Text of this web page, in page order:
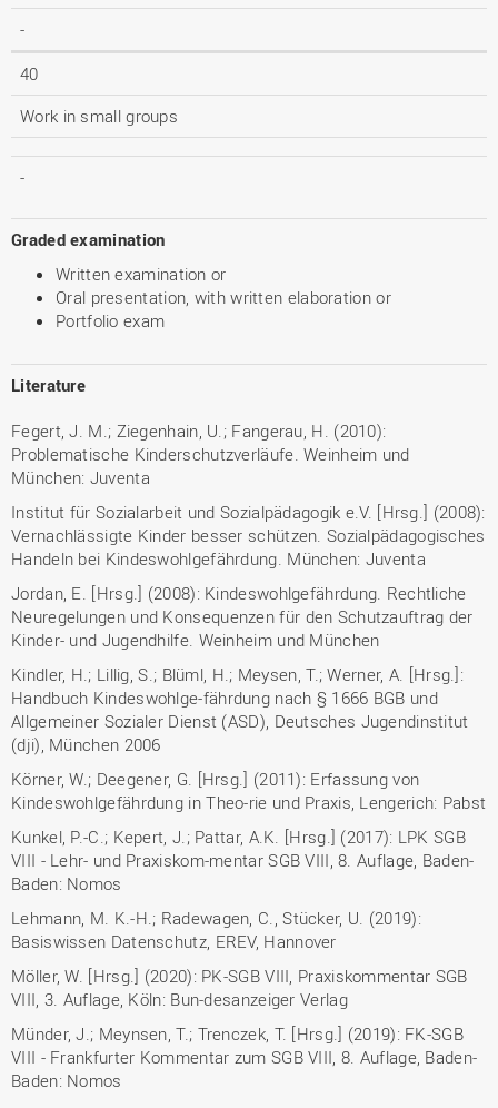
-
40
Work in small groups
-
Graded examination
Written examination or
Oral presentation, with written elaboration or
Portfolio exam
Literature
Fegert, J. M.; Ziegenhain, U.; Fangerau, H. (2010):
Problematische Kinderschutzverläufe. Weinheim und
München: Juventa
Institut für Sozialarbeit und Sozialpädagogik e.V. [Hrsg.] (2008):
Vernachlässigte Kinder besser schützen. Sozialpädagogisches
Handeln bei Kindeswohlgefährdung. München: Juventa
Jordan, E. [Hrsg.] (2008): Kindeswohlgefährdung. Rechtliche
Neuregelungen und Konsequenzen für den Schutzauftrag der
Kinder- und Jugendhilfe. Weinheim und München
Kindler, H.; Lillig, S.; Blüml, H.; Meysen, T.; Werner, A. [Hrsg.]:
Handbuch Kindeswohlge-fährdung nach § 1666 BGB und
Allgemeiner Sozialer Dienst (ASD), Deutsches Jugendinstitut
(dji), München 2006
Körner, W.; Deegener, G. [Hrsg.] (2011): Erfassung von
Kindeswohlgefährdung in Theo-rie und Praxis, Lengerich: Pabst
Kunkel, P.-C.; Kepert, J.; Pattar, A.K. [Hrsg.] (2017): LPK SGB
VIII - Lehr- und Praxiskom-mentar SGB VIII, 8. Auflage, Baden-
Baden: Nomos
Lehmann, M. K.-H.; Radewagen, C., Stücker, U. (2019):
Basiswissen Datenschutz, EREV, Hannover
Möller, W. [Hrsg.] (2020): PK-SGB VIII, Praxiskommentar SGB
VIII, 3. Auflage, Köln: Bun-desanzeiger Verlag
Münder, J.; Meynsen, T.; Trenczek, T. [Hrsg.] (2019): FK-SGB
VIII - Frankfurter Kommentar zum SGB VIII, 8. Auflage, Baden-
Baden: Nomos